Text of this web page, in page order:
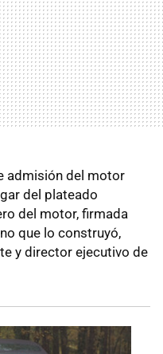
admisión del motor
del plateado
del motor, firmada
que lo construyó,
y director ejecutivo de